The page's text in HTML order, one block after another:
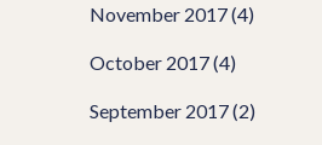
November 2017(4)
October 2017(4)
September 2017(2)